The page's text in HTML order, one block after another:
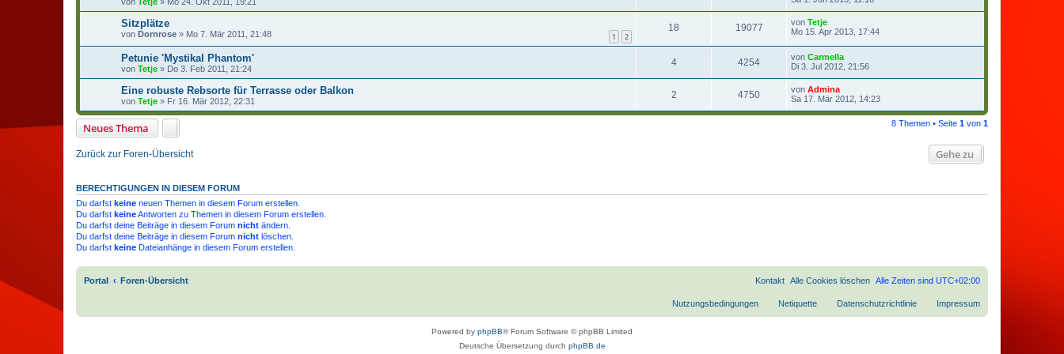
Sitzplätze
von Dornrose » Mo 7. Mär 2011, 21:48 1 2
18 19077 von Tetje
Mo 15. Apr 2013, 17:44
Petunie 'Mystikal Phantom'
von Tetje » Do 3. Feb 2011, 21:24
4 4254 von Carmella
Di 3. Jul 2012, 21:56
Eine robuste Rebsorte für Terrasse oder Balkon
von Tetje » Fr 16. Mär 2012, 22:31
2 4750 von Admina
Sa 17. Mär 2012, 14:23
Neues Thema 8 Themen • Seite 1 von 1
Zurück zur Foren-Übersicht Gehe zu
BERECHTIGUNGEN IN DIESEM FORUM
Du darfst keine neuen Themen in diesem Forum erstellen.
Du darfst keineAntworten zu Themen in diesem Forum erstellen.
Du darfst deine Beiträge in diesem Forum nicht ändern.
Du darfst deine Beiträge in diesem Forum nicht löschen.
Du darfst keine Dateianhänge in diesem Forum erstellen.
Portal Foren-Übersicht Alle Zeiten sind UTC+02:00
Alle Cookies löschen
Kontakt
Impressum
Datenschutzrichtlinie
Netiquette
Nutzungsbedingungen
Powered by phpBB® Forum Software © phpBB Limited
Deutsche Übersetzung durch phpBB.de